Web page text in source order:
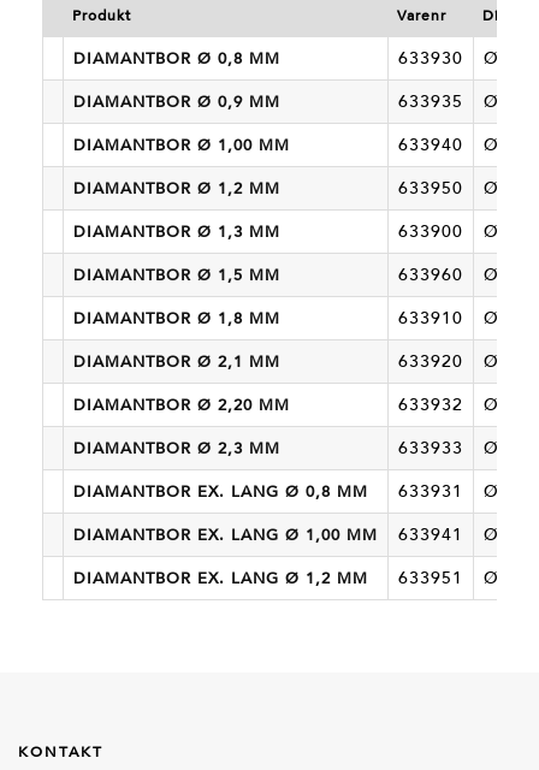
Produkt Varenr
DIAMANTBOR Ø 0,8 MM 633930 Ø
DIAMANTBOR Ø 0,9 MM 633935 Ø
DIAMANTBOR Ø 1,00 MM 633940 Ø
DIAMANTBOR Ø 1,2 MM 633950 Ø
DIAMANTBOR Ø 1,3 MM 633900 Ø
DIAMANTBOR Ø 1,5 MM 633960 Ø
DIAMANTBOR Ø 1,8 MM 633910 Ø
DIAMANTBOR Ø 2,1 MM 633920 Ø
DIAMANTBOR Ø 2,20 MM 633932 Ø
DIAMANTBOR Ø 2,3 MM 633933 Ø
DIAMANTBOR EX. LANG Ø 0,8 MM 633931 Ø
DIAMANTBOR EX. LANG Ø 1,00 MM 633941 Ø
DIAMANTBOR EX. LANG Ø 1,2 MM 633951 Ø
KONTAKT